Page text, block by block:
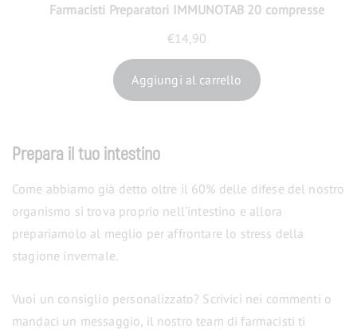
Farmacisti Preparatori IMMUNOTAB 20 compresse
€14,90
Aggiungi al carrello
Prepara il tuo intestino
Come abbiamo già detto oltre il 60% delle difese del nostro
organismo si trova proprio nell’intestino e allora
prepariamolo al meglio per affrontare lo stress della
stagione invernale.
Vuoi un consiglio personalizzato? Scrivici nei commenti o
mandaci un messaggio, il nostro team di farmacisti ti